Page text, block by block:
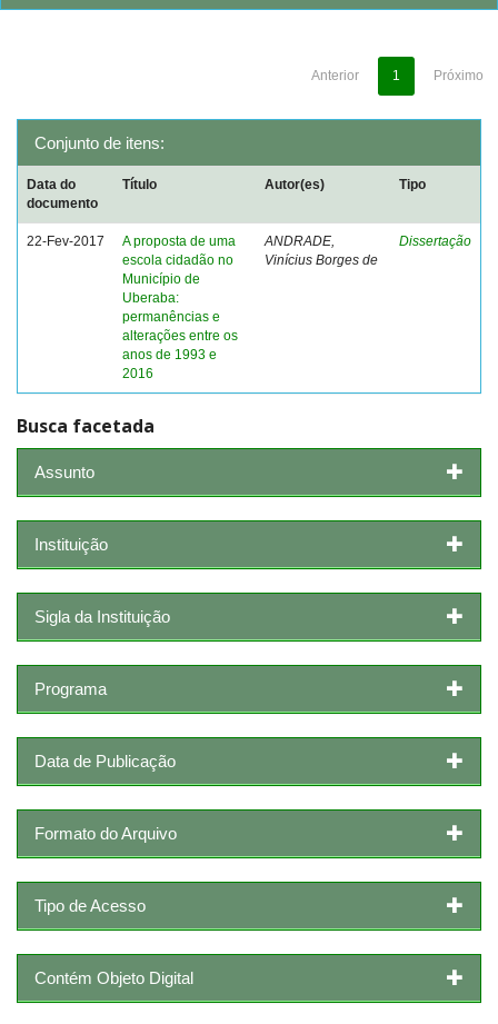
Anterior 1 Próximo
Conjunto de itens:
Data do
documento
Título Autor(es) Tipo
22-Fev-2017
A proposta de uma
escola cidadão no
Município de
Uberaba:
permanências e
alterações entre os
anos de 1993 e
2016
ANDRADE,
Vinícius Borges de
Dissertação
Busca facetada
Assunto
Instituição
Sigla da Instituição
Programa
Data de Publicação
Formato do Arquivo
Tipo de Acesso
Contém Objeto Digital